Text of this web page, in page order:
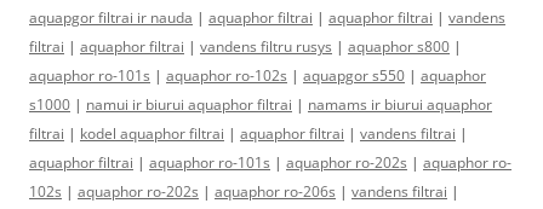
aquapgor filtrai ir nauda | aquaphor filtrai | aquaphor filtrai | vandens
filtrai | aquaphor filtrai | vandens filtru rusys | aquaphor s800 |
aquaphor ro-101s | aquaphor ro-102s | aquapgor s550 | aquaphor
s1000 | namui ir biurui aquaphor filtrai | namams ir biurui aquaphor
filtrai | kodel aquaphor filtrai | aquaphor filtrai | vandens filtrai |
aquaphor filtrai | aquaphor ro-101s | aquaphor ro-202s | aquaphor ro-
102s | aquaphor ro-202s | aquaphor ro-206s | vandens filtrai |